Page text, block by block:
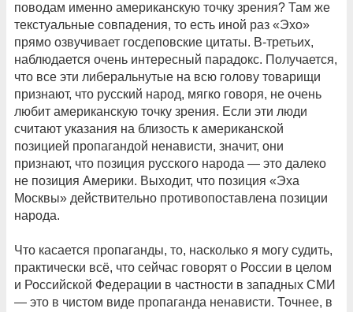
поводам именно американскую точку зрения? Там же
текстуальные совпадения, то есть иной раз «Эхо»
прямо озвучивает госдеповские цитаты. В-третьих,
наблюдается очень интересный парадокс. Получается,
что все эти либеральнутые на всю голову товарищи
признают, что русский народ, мягко говоря, не очень
любит американскую точку зрения. Если эти люди
считают указания на близость к американской
позицией пропагандой ненависти, значит, они
признают, что позиция русского народа — это далеко
не позиция Америки. Выходит, что позиция «Эха
Москвы» действительно противопоставлена позиции
народа.
Что касается пропаганды, то, насколько я могу судить,
практически всё, что сейчас говорят о России в целом
и Российской Федерации в частности в западных СМИ
— это в чистом виде пропаганда ненависти. Точнее, в